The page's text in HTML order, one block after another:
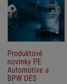
Produktové
novinky PE
Automotive a
BPW OES